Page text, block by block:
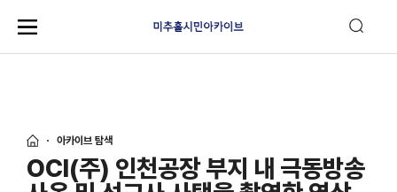
아카이브 탐색
OCI(주) 인천공장 부지 내 극동방송